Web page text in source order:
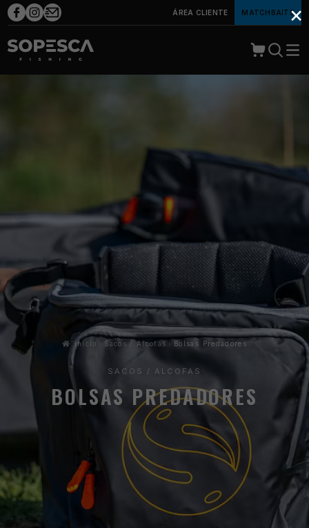
ÁREA CLIENTE MATCHBAITS
Início Sacos / Alcofas Bolsas Predadores
SACOS / ALCOFAS
BOLSAS PREDADORES
×